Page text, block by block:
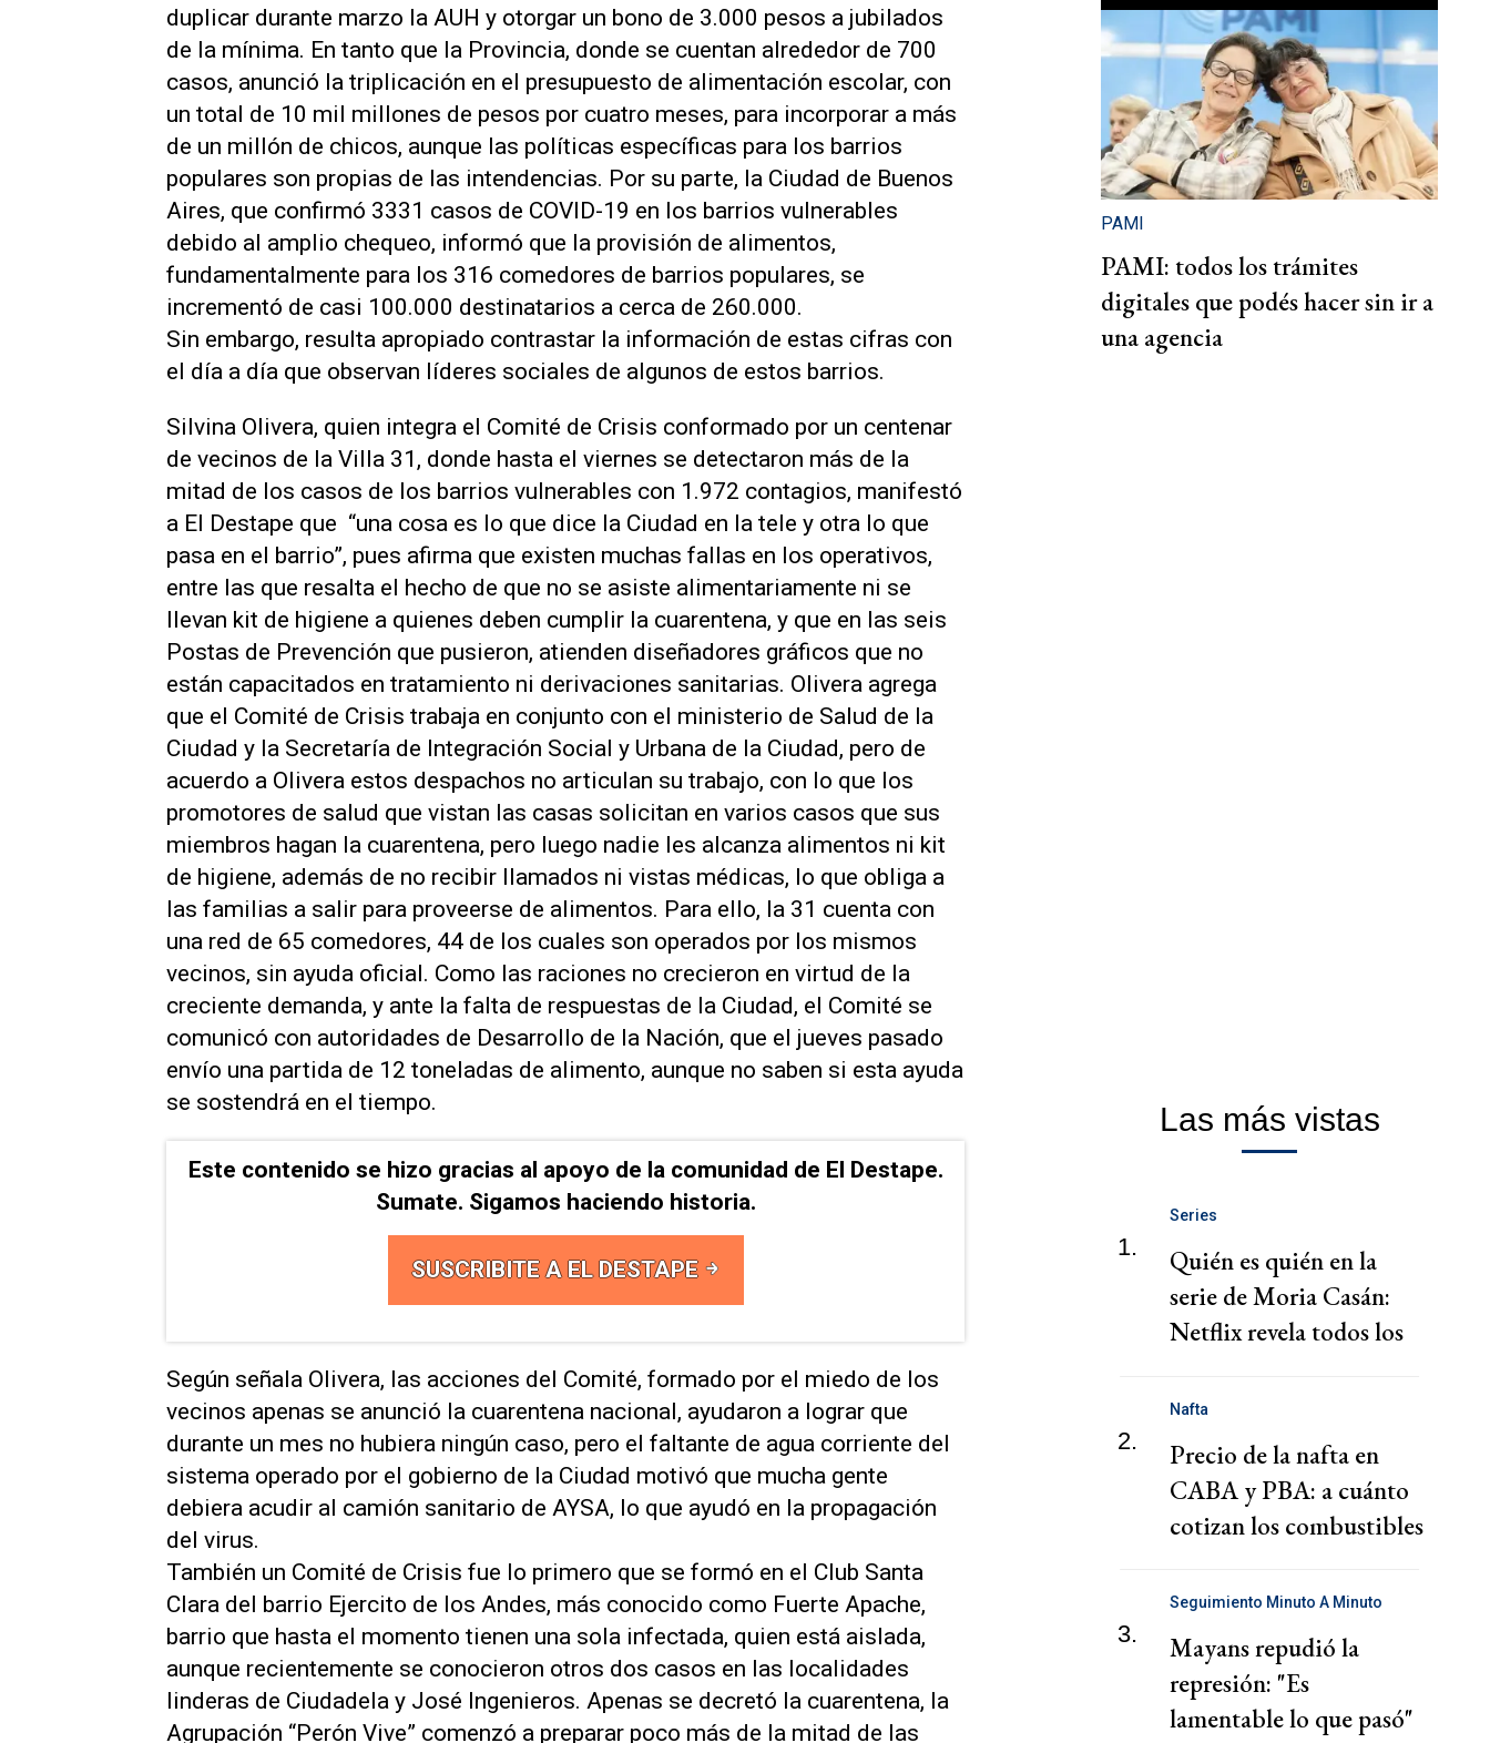
duplicar durante marzo la AUH y otorgar un bono de 3.000 pesos a jubilados
de la mínima. En tanto que la Provincia, donde se cuentan alrededor de 700
casos, anunció la triplicación en el presupuesto de alimentación escolar, con
un total de 10 mil millones de pesos por cuatro meses, para incorporar a más
de un millón de chicos, aunque las políticas específicas para los barrios
populares son propias de las intendencias. Por su parte, la Ciudad de Buenos
Aires, que confirmó 3331 casos de COVID-19 en los barrios vulnerables
debido al amplio chequeo, informó que la provisión de alimentos,
fundamentalmente para los 316 comedores de barrios populares, se
incrementó de casi 100.000 destinatarios a cerca de 260.000.
Sin embargo, resulta apropiado contrastar la información de estas cifras con
el día a día que observan líderes sociales de algunos de estos barrios.
Silvina Olivera, quien integra el Comité de Crisis conformado por un centenar
de vecinos de la Villa 31, donde hasta el viernes se detectaron más de la
mitad de los casos de los barrios vulnerables con 1.972 contagios, manifestó
a El Destape que “una cosa es lo que dice la Ciudad en la tele y otra lo que
pasa en el barrio”, pues afirma que existen muchas fallas en los operativos,
entre las que resalta el hecho de que no se asiste alimentariamente ni se
llevan kit de higiene a quienes deben cumplir la cuarentena, y que en las seis
Postas de Prevención que pusieron, atienden diseñadores gráficos que no
están capacitados en tratamiento ni derivaciones sanitarias. Olivera agrega
que el Comité de Crisis trabaja en conjunto con el ministerio de Salud de la
Ciudad y la Secretaría de Integración Social y Urbana de la Ciudad, pero de
acuerdo a Olivera estos despachos no articulan su trabajo, con lo que los
promotores de salud que vistan las casas solicitan en varios casos que sus
miembros hagan la cuarentena, pero luego nadie les alcanza alimentos ni kit
de higiene, además de no recibir llamados ni vistas médicas, lo que obliga a
las familias a salir para proveerse de alimentos. Para ello, la 31 cuenta con
una red de 65 comedores, 44 de los cuales son operados por los mismos
vecinos, sin ayuda oficial. Como las raciones no crecieron en virtud de la
creciente demanda, y ante la falta de respuestas de la Ciudad, el Comité se
comunicó con autoridades de Desarrollo de la Nación, que el jueves pasado
envío una partida de 12 toneladas de alimento, aunque no saben si esta ayuda
se sostendrá en el tiempo.
Este contenido se hizo gracias al apoyo de la comunidad de El Destape.
Sumate. Sigamos haciendo historia.
SUSCRIBITE A EL DESTAPE
Según señala Olivera, las acciones del Comité, formado por el miedo de los
vecinos apenas se anunció la cuarentena nacional, ayudaron a lograr que
durante un mes no hubiera ningún caso, pero el faltante de agua corriente del
sistema operado por el gobierno de la Ciudad motivó que mucha gente
debiera acudir al camión sanitario de AYSA, lo que ayudó en la propagación
del virus.
También un Comité de Crisis fue lo primero que se formó en el Club Santa
Clara del barrio Ejercito de los Andes, más conocido como Fuerte Apache,
barrio que hasta el momento tienen una sola infectada, quien está aislada,
aunque recientemente se conocieron otros dos casos en las localidades
linderas de Ciudadela y José Ingenieros. Apenas se decretó la cuarentena, la
Agrupación “Perón Vive” comenzó a preparar poco más de la mitad de las
PAMI
PAMI: todos los trámites
digitales que podés hacer sin ir a
una agencia
Las más vistas
1.
Series
Quién es quién en la
serie de Moria Casán:
Netflix revela todos los
2.
Nafta
Precio de la nafta en
CABA y PBA: a cuánto
cotizan los combustibles
3.
Seguimiento Minuto A Minuto
Mayans repudió la
represión: "Es
lamentable lo que pasó"